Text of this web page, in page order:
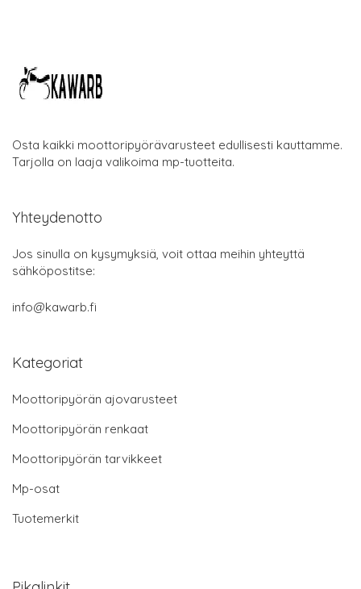
Osta kaikki moottoripyörävarusteet edullisesti kauttamme.
Tarjolla on laaja valikoima mp-tuotteita.
Yhteydenotto
Jos sinulla on kysymyksiä, voit ottaa meihin yhteyttä
sähköpostitse:
info@kawarb.fi
Kategoriat
Moottoripyörän ajovarusteet
Moottoripyörän renkaat
Moottoripyörän tarvikkeet
Mp-osat
Tuotemerkit